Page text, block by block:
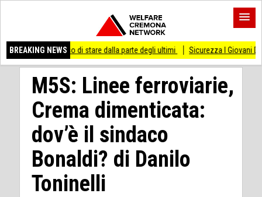
BREAKING NEWS
di stare dalla parte degli ultimi Sicurezza I Giovani Democratici
M5S: Linee ferroviarie,
Crema dimenticata:
dov’è il sindaco
Bonaldi? di Danilo
Toninelli